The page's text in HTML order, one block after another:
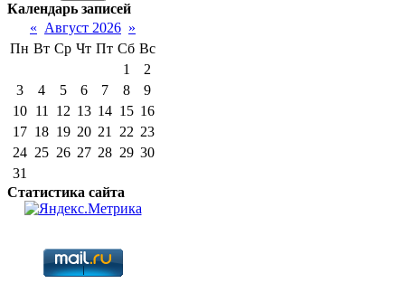
Календарь записей
« Август 2026 »
Пн Вт Ср Чт Пт Сб Вс
1
2
3
4 5 6 7 8
9
10
11 12 13 14 15 16
17 18 19 20 21 22 23
24 25 26 27 28 29 30
31
Статистика сайта